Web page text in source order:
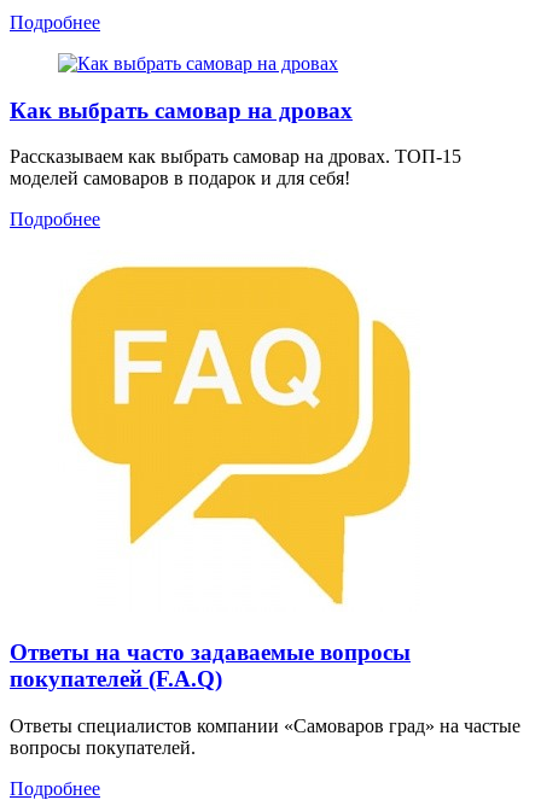
Подробнее
Как выбрать самовар на дровах
Рассказываем как выбрать самовар на дровах. ТОП-15
моделей самоваров в подарок и для себя!
Подробнее
Ответы на часто задаваемые вопросы
покупателей (F.A.Q)
Ответы специалистов компании «Самоваров град» на частые
вопросы покупателей.
Подробнее